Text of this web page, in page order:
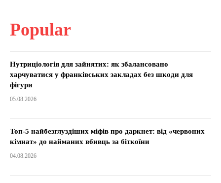
Popular
Нутриціологія для зайнятих: як збалансовано
харчуватися у франківських закладах без шкоди для
фігури
05.08.2026
Топ-5 найбезглуздіших міфів про даркнет: від «червоних
кімнат» до найманих вбивць за біткоїни
04.08.2026